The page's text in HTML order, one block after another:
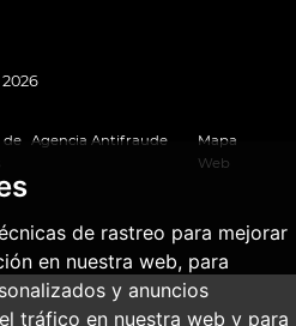
de rastreo para mejorar
en nuestra web, para
y anuncios
tráfico en nuestra web y para
2026
de Agencia Antifraude
Mapa
Web